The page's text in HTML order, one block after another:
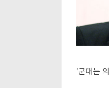
'군대는